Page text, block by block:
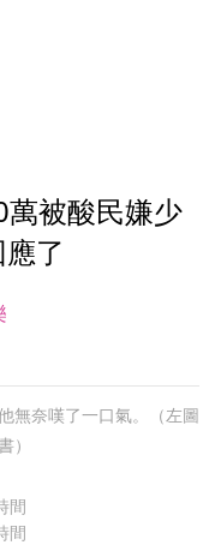
萬被酸民嫌
了
無奈嘆了一口氣。（左圖
）
間
間